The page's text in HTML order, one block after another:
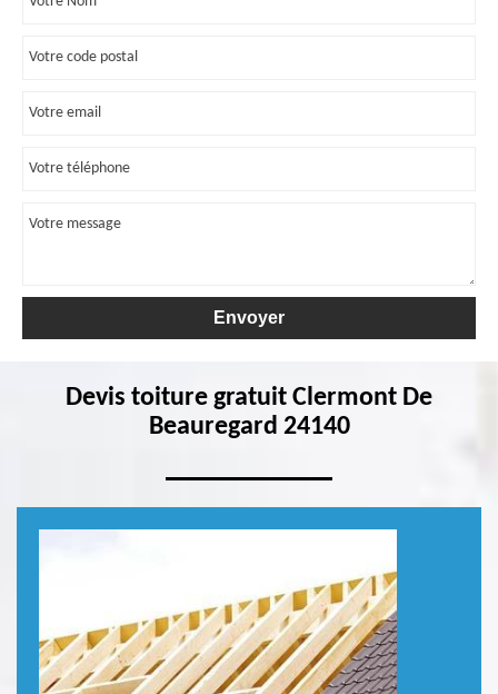
Devis toiture gratuit Clermont De
Beauregard 24140